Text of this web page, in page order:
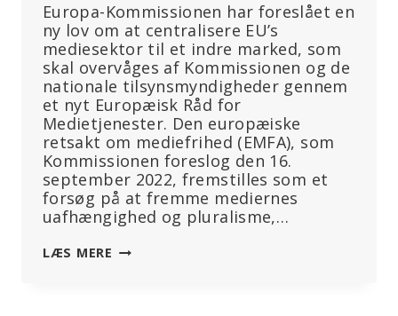
Europa-Kommissionen har foreslået en
ny lov om at centralisere EU’s
mediesektor til et indre marked, som
skal overvåges af Kommissionen og de
nationale tilsynsmyndigheder gennem
et nyt Europæisk Råd for
Medietjenester. Den europæiske
retsakt om mediefrihed (EMFA), som
Kommissionen foreslog den 16.
september 2022, fremstilles som et
forsøg på at fremme mediernes
uafhængighed og pluralisme,…
LÆS MERE CENTRALISERET